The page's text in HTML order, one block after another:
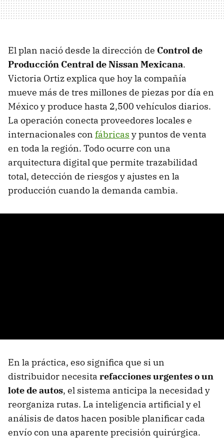
El plan nació desde la dirección de Control de
Producción Central de Nissan Mexicana.
Victoria Ortiz explica que hoy la compañía
mueve más de tres millones de piezas por día en
México y produce hasta 2,500 vehículos diarios.
La operación conecta proveedores locales e
internacionales con fábricas y puntos de venta
en toda la región. Todo ocurre con una
arquitectura digital que permite trazabilidad
total, detección de riesgos y ajustes en la
producción cuando la demanda cambia.
En la práctica, eso significa que si un
distribuidor necesita refacciones urgentes o un
lote de autos, el sistema anticipa la necesidad y
reorganiza rutas. La inteligencia artificial y el
análisis de datos hacen posible planificar cada
envío con una aparente precisión quirúrgica.